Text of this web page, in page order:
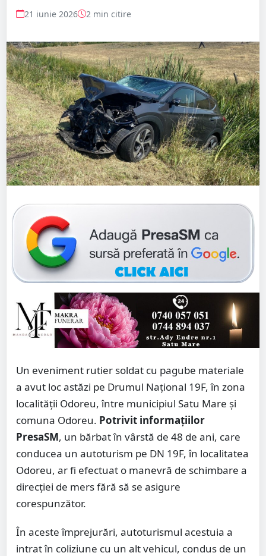
21 iunie 2026 2 min citire
Un eveniment rutier soldat cu pagube materiale
a avut loc astăzi pe Drumul Național 19F, în zona
localității Odoreu, între municipiul Satu Mare și
comuna Odoreu. Potrivit informațiilor
PresaSM, un bărbat în vârstă de 48 de ani, care
conducea un autoturism pe DN 19F, în localitatea
Odoreu, ar fi efectuat o manevră de schimbare a
direcției de mers fără să se asigure
corespunzător.
În aceste împrejurări, autoturismul acestuia a
intrat în coliziune cu un alt vehicul, condus de un